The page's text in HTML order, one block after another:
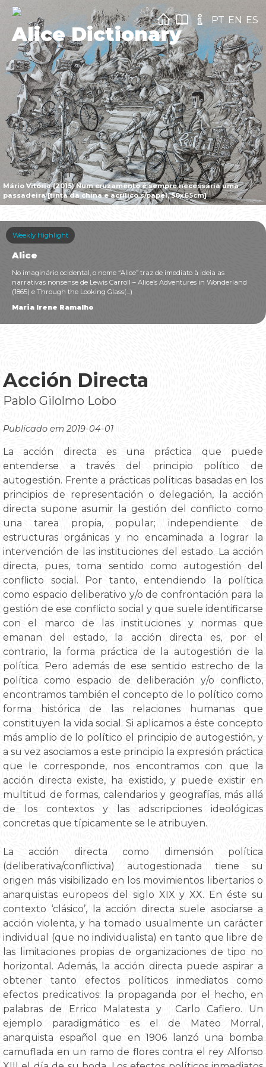
Mário Vitória (2015) Num cruzamento é sempre necessária uma
passadeira [tinta da china e acrílico s/papel, 50x65cm]
Alice Dictionary
PT EN ES
Weekly Highlight
Alice
No imaginário ocidental, o nome “Alice” traz de imediato à ideia as
narrativas nonsense de Lewis Carroll – Alice’s Adventures in Wonderland
(1865) e Through the Looking Glass(...)
Maria Irene Ramalho
Acción Directa
Pablo Gilolmo Lobo
Publicado em 2019-04-01
La acción directa es una práctica que puede
entenderse a través del principio político de
autogestión. Frente a prácticas políticas basadas en los
principios de representación o delegación, la acción
directa supone asumir la gestión del conflicto como
una tarea propia, popular; independiente de
estructuras orgánicas y no encaminada a lograr la
intervención de las instituciones del estado. La acción
directa, pues, toma sentido como autogestión del
conflicto social. Por tanto, entendiendo la política
como espacio deliberativo y/o de confrontación para la
gestión de ese conflicto social y que suele identificarse
con el marco de las instituciones y normas que
emanan del estado, la acción directa es, por el
contrario, la forma práctica de la autogestión de la
política. Pero además de ese sentido estrecho de la
política como espacio de deliberación y/o conflicto,
encontramos también el concepto de lo político como
forma histórica de las relaciones humanas que
constituyen la vida social. Si aplicamos a éste concepto
más amplio de lo político el principio de autogestión, y
a su vez asociamos a este principio la expresión práctica
que le corresponde, nos encontramos con que la
acción directa existe, ha existido, y puede existir en
multitud de formas, calendarios y geografías, más allá
de los contextos y las adscripciones ideológicas
concretas que típicamente se le atribuyen.
La acción directa como dimensión política
(deliberativa/conflictiva) autogestionada tiene su
origen más visibilizado en los movimientos libertarios o
anarquistas europeos del siglo XIX y XX. En éste su
contexto ‘clásico’, la acción directa suele asociarse a
acción violenta, y ha tomado usualmente un carácter
individual (que no individualista) en tanto que libre de
las limitaciones propias de organizaciones de tipo no
horizontal. Además, la acción directa puede aspirar a
obtener tanto efectos políticos inmediatos como
efectos predicativos: la propaganda por el hecho, en
palabras de Errico Malatesta y Carlo Cafiero. Un
ejemplo paradigmático es el de Mateo Morral,
anarquista español que en 1906 lanzó una bomba
camuflada en un ramo de flores contra el rey Alfonso